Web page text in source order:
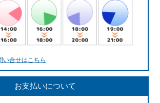
い合せはこちら
お支払いについて